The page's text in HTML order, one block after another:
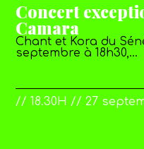
Concert
Camara
Chant et Kora du
septembre à 18h30,…
// 18.30H // 27